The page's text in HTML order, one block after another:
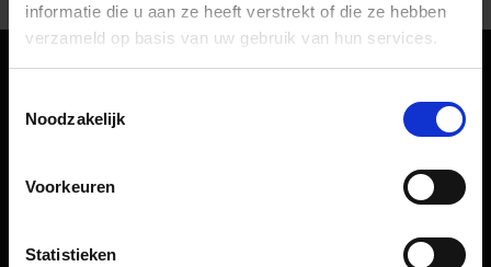
informatie die u aan ze heeft verstrekt of die ze hebben
verzameld op basis van uw gebruik van hun services.
Noodzakelijk
Voorkeuren
Statistieken